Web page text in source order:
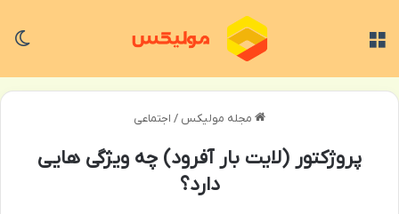
مجله مولیکس / اجتماعی
پروژکتور (لایت بار آفرود) چه ویژگی هایی
دارد؟